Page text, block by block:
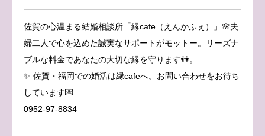
佐賀の心温まる結婚相談所「縁cafe（えんかふぇ）」🌸夫
婦二人で心を込めた誠実なサポートがモットー。リーズナ
ブルな料金であなたの大切な縁を守ります👫。
✨ 佐賀・福岡での婚活は縁cafeへ。お問い合わせをお待ち
しています💌
0952-97-8834